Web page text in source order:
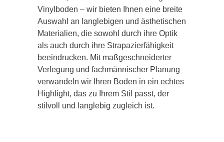
Vinylboden – wir bieten Ihnen eine breite
Auswahl an langlebigen und ästhetischen
Materialien, die sowohl durch ihre Optik
als auch durch ihre Strapazierfähigkeit
beeindrucken. Mit maßgeschneiderter
Verlegung und fachmännischer Planung
verwandeln wir Ihren Boden in ein echtes
Highlight, das zu Ihrem Stil passt, der
stilvoll und langlebig zugleich ist.